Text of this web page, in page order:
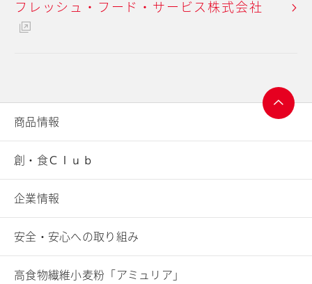
フレッシュ・フード・ サービス株式会社
トップ
商品情報
創・食Ｃｌｕｂ
企業情報
安全・安心への取り組み
高食物繊維小麦粉「アミュリア」